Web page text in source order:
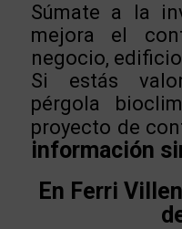
Súmate a la
mejora el
negocio,
Si estás
pérgola
proyecto de
información
En Ferri